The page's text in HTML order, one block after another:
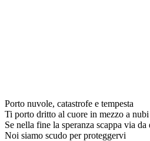
Porto nuvole, catastrofe e tempesta
Ti porto dritto al cuore in mezzo a nubi
Se nella fine la speranza scappa via da
Noi siamo scudo per proteggervi